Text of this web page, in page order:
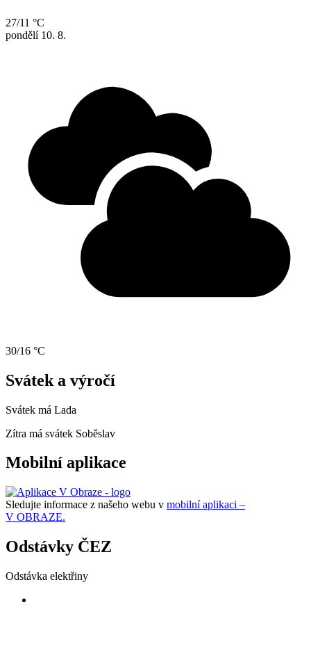
27/11 °C
pondělí 10. 8.
30/16 °C
Svátek a výročí
Svátek má Lada
Zítra má svátek Soběslav
Mobilní aplikace
Sledujte informace z našeho webu v mobilní aplikaci –
V OBRAZE.
Odstávky ČEZ
Odstávka elektřiny